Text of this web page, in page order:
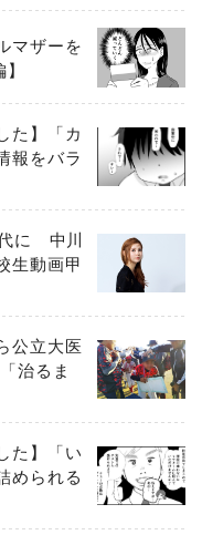
マザーを
た】「カ
報をバラ
に 中川
生動画甲
公立大医
治るま
た】「い
められる